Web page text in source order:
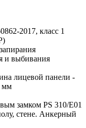
2017, класс 1
и выбивания
лицевой панели -
мм
замком PS 310/E01
стене. Анкерный